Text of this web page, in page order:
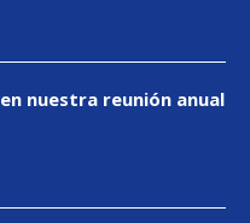
nuestra reunión anual